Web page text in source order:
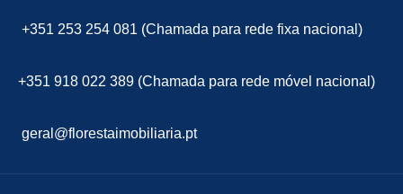
+351 253 254 081 (Chamada para rede fixa nacional)
+351 918 022 389 (Chamada para rede móvel nacional)
geral@florestaimobiliaria.pt